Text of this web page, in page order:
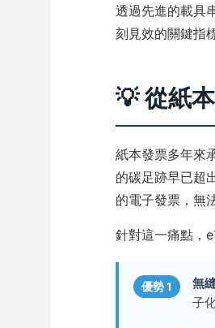
透過先進的載具
刻見效的關鍵指標
💡 從紙
紙本發票多年來
的碳足跡早已超
的電子發票，無
針對這一痛點，
優勢 1 無
子